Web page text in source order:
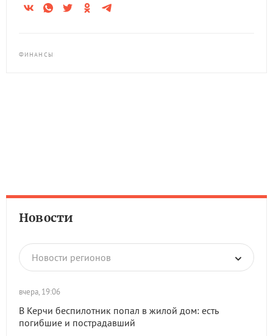
ФИНАНСЫ
Новости
Новости регионов
вчера, 19:06
В Керчи беспилотник попал в жилой дом: есть
погибшие и пострадавший